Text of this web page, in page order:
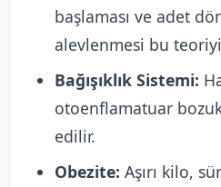
başlaması ve adet
alevlenmesi bu
Bağışıklık Sistemi:
otoenflamatuar
edilir.
Obezite: Aşırı kilo,